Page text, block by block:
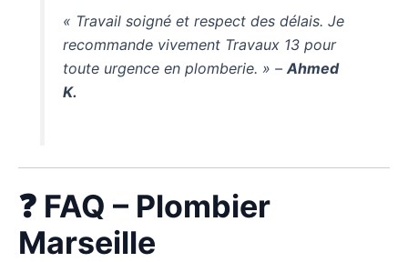
« Travail soigné et respect des délais. Je
recommande vivement Travaux 13 pour
toute urgence en plomberie. » –Ahmed
K.
❓ FAQ – Plombier
Marseille